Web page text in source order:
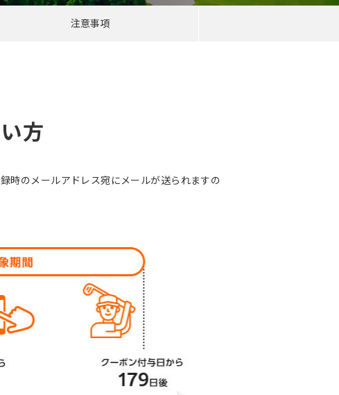
注意事項
方
時のメールアドレス宛にメールが送られますの